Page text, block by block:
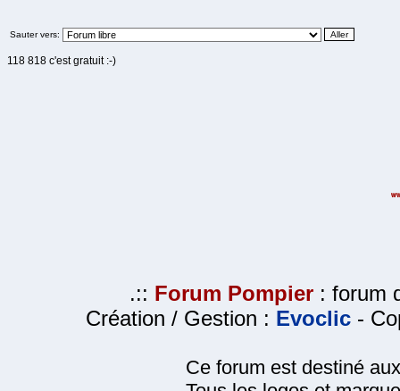
Sauter vers:
118 818 c'est gratuit :-)
.:: Forum Pompier : forum
Création / Gestion : Evoclic -
Ce forum est destiné